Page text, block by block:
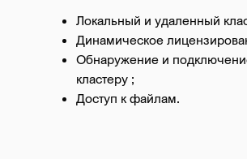
Локальный и удаленный
Динамическое
Обнаружение и
кластеру ;
Доступ к файлам.